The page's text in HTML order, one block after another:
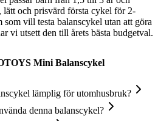
lätt och prisvärd första cykel för 2-
vill testa balanscykel utan att göra
vi utsett den till årets bästa budgetval.
Mini Balanscykel
lämplig för utomhusbruk?
denna balanscykel?